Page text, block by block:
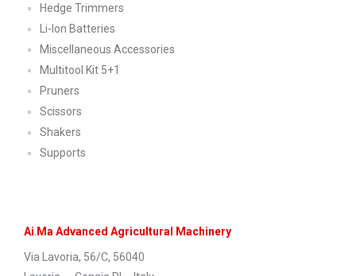
Hedge Trimmers
Li-Ion Batteries
Miscellaneous Accessories
Multitool Kit 5+1
Pruners
Scissors
Shakers
Supports
Ai Ma Advanced Agricultural Machinery
Via Lavoria, 56/C, 56040